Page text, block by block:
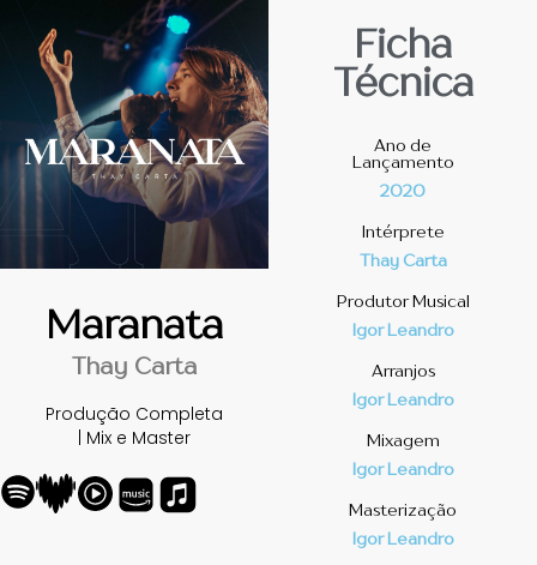
Maranata
Thay Carta
Produção Completa
| Mix e Master
Ficha
Técnica
Ano de
Lançamento
2020
Intérprete
Thay Carta
Produtor Musical
Igor Leandro
Arranjos
Igor Leandro
Mixagem
Igor Leandro
Masterização
Igor Leandro